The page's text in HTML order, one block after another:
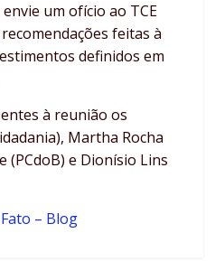
um ofício ao TCE
feitas à
definidos em
à reunião os
Martha Rocha
(PCdoB) e Dionísio Lins
– Blog